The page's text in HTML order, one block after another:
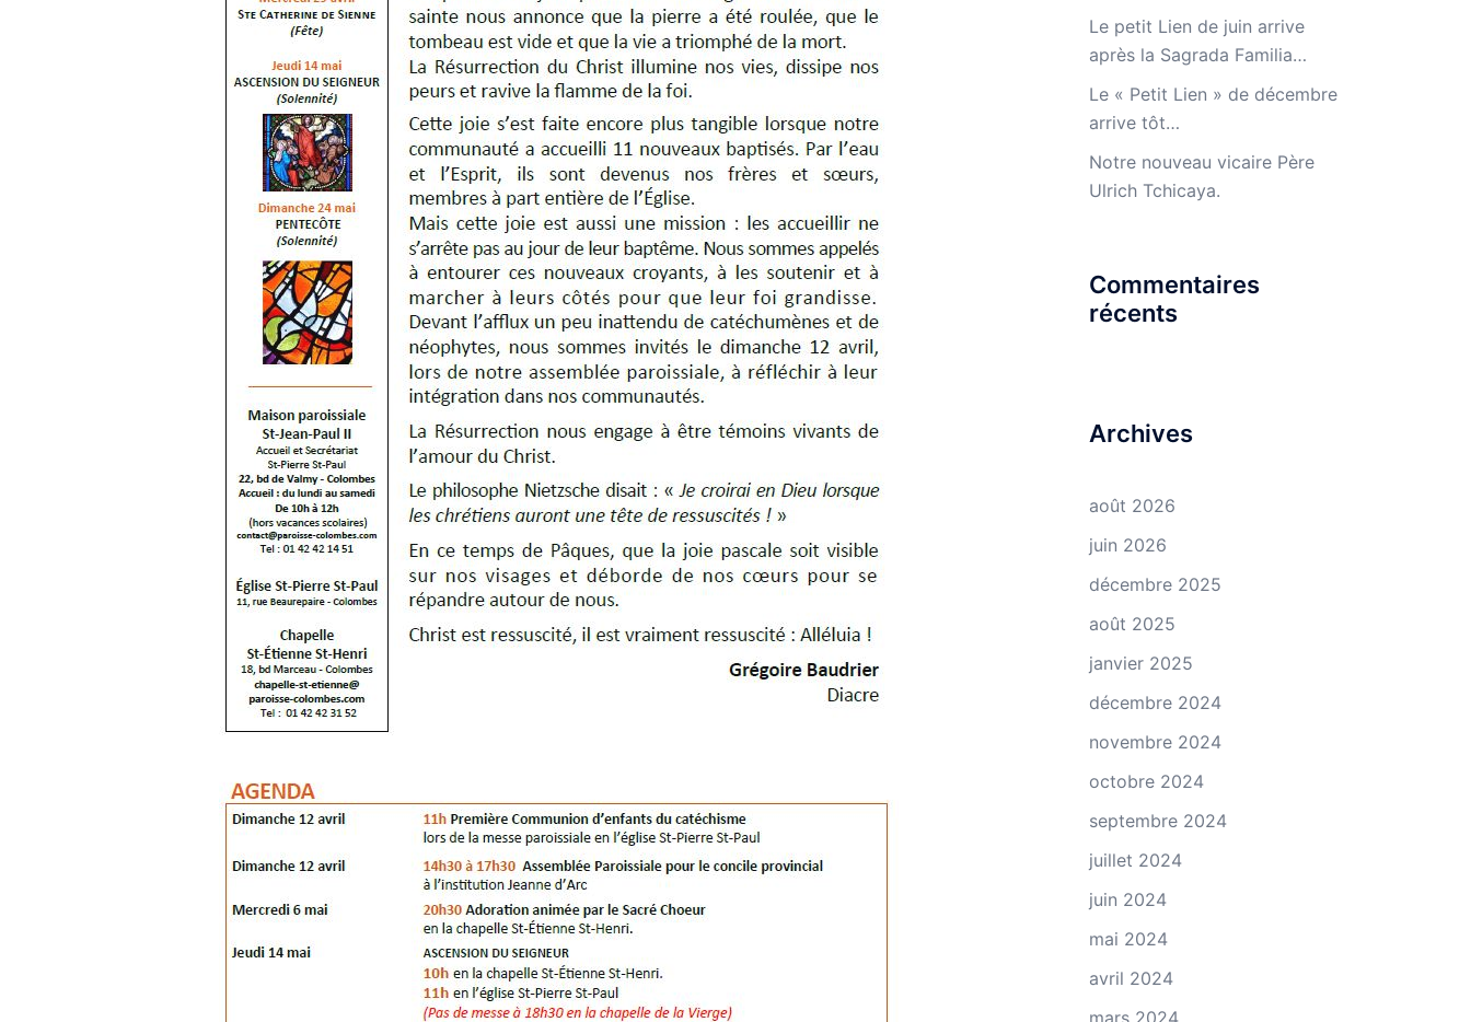
Le petit Lien de juin arrive
après la Sagrada Familia…
Le « Petit Lien » de décembre
arrive tôt…
Notre nouveau vicaire Père
Ulrich Tchicaya.
Commentaires
récents
Archives
août 2026
juin 2026
décembre 2025
août 2025
janvier 2025
décembre 2024
novembre 2024
octobre 2024
septembre 2024
juillet 2024
juin 2024
mai 2024
avril 2024